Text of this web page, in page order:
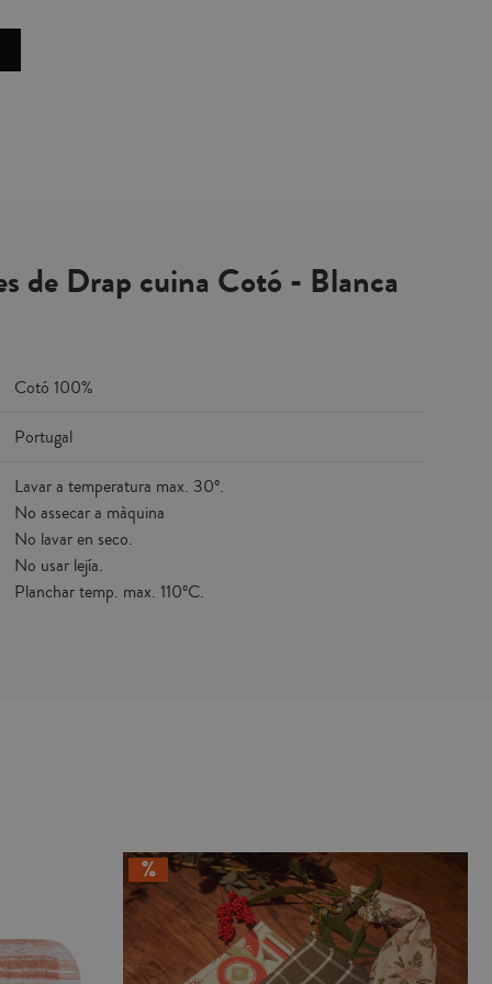
de Drap cuina Cotó - Blanca
Cotó 100%
Portugal
Lavar a temperatura max. 30º.
No assecar a màquina
No lavar en seco.
No usar lejía.
Planchar temp. max. 110ºC.